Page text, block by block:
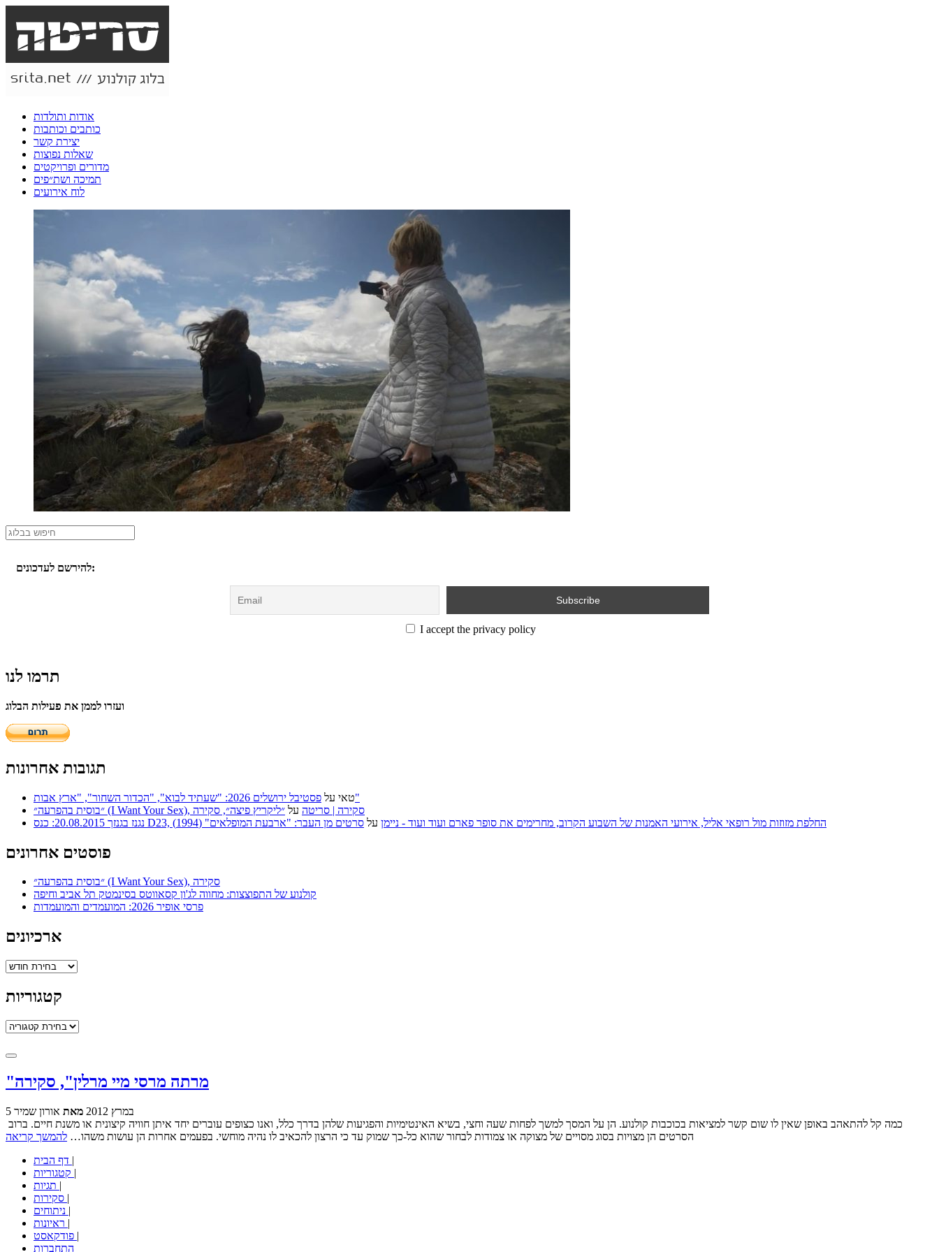
אודות ותולדות
כותבים וכותבות
יצירת קשר
שאלות נפוצות
מדורים ופרויקטים
תמיכה ושת״פים
לוח אירועים
להירשם לעדכונים:
I accept the privacy policy
תרמו לנו
ועזרו לממן את פעילות הבלוג
תגובות אחרונות
טאי על
פסטיבל ירושלים 2026: "שעתיד לבוא", "הכדור השחור", "ארץ אבות"
״בוסית בהפרעה״ (I Want Your Sex), סקירה | סריטה על ״ליקריץ פיצה״, סקירה
נגנז בגנזך 20.08.2015: כנס D23, החלפת מזוזות מול רופאי אליל, אירועי האמנות של השבוע הקרוב, מחרימים את סופר פארם ועוד ועוד - ניימן על סרטים מן העבר: "ארבעת המופלאים" (1994)
פוסטים אחרונים
״בוסית בהפרעה״ (I Want Your Sex), סקירה
קולנוע של התפוצצות: מחווה לג'ון קסאווטס בסינמטק תל אביב וחיפה
פרסי אופיר 2026: המועמדים והמועמדות
ארכיונים
ארכיונים
קטגוריות
קטגוריות
"מרתה מרסי מיי מרלין", סקירה
5 במרץ 2012 מאת אורון שמיר
הסרטים הן מצויות בסוג מסויים של מצוקה או צמודות לבחור שהוא כל-כך שמוק עד כי הרצון להכאיב לו נהיה מוחשי. בפעמים אחרות הן עושות משהו… להמשך קריאה
|
|
|
|
|
|
|
התחברות